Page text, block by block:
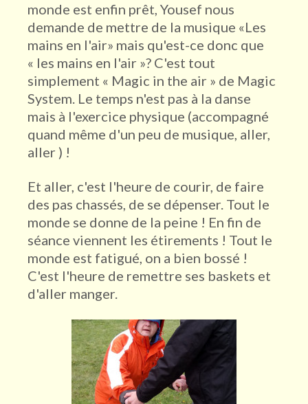
monde est enfin prêt, Yousef nous
demande de mettre de la musique «Les
mains en l'air» mais qu'est-ce donc que
« les mains en l'air »? C'est tout
simplement « Magic in the air » de Magic
System. Le temps n'est pas à la danse
mais à l'exercice physique (accompagné
quand même d'un peu de musique, aller,
aller ) !
Et aller, c'est l'heure de courir, de faire
des pas chassés, de se dépenser. Tout le
monde se donne de la peine ! En fin de
séance viennent les étirements ! Tout le
monde est fatigué, on a bien bossé !
C'est l'heure de remettre ses baskets et
d'aller manger.